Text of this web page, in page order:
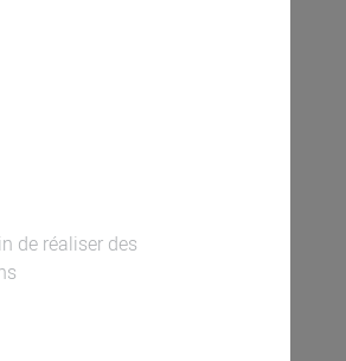
de réaliser des